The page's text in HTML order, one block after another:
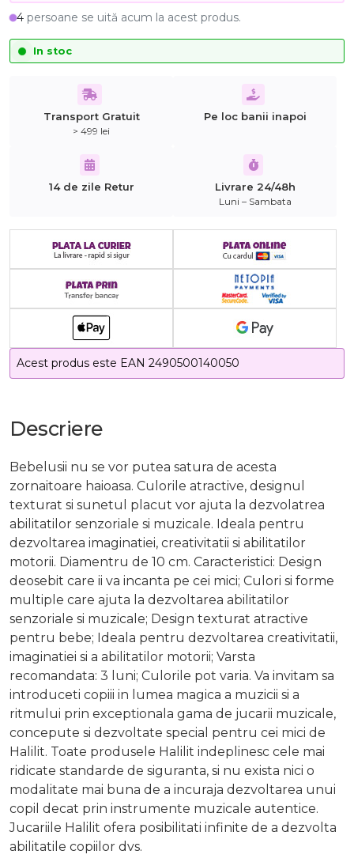
4 persoane se uită acum la acest produs.
In stoc
Transport Gratuit
> 499 lei
Pe loc banii inapoi
14 de zile Retur Livrare 24/48h
Luni – Sambata
Acest produs este EAN 2490500140050
Descriere
Bebelusii nu se vor putea satura de acesta
zornaitoare haioasa. Culorile atractive, designul
texturat si sunetul placut vor ajuta la dezvolatrea
abilitatilor senzoriale si muzicale. Ideala pentru
dezvoltarea imaginatiei, creativitatii si abilitatilor
motorii. Diamentru de 10 cm. Caracteristici: Design
deosebit care ii va incanta pe cei mici; Culori si forme
multiple care ajuta la dezvoltarea abilitatilor
senzoriale si muzicale; Design texturat atractive
pentru bebe; Ideala pentru dezvoltarea creativitatii,
imaginatiei si a abilitatilor motorii; Varsta
recomandata: 3 luni; Culorile pot varia. Va invitam sa
introduceti copiii in lumea magica a muzicii si a
ritmului prin exceptionala gama de jucarii muzicale,
concepute si dezvoltate special pentru cei mici de
Halilit. Toate produsele Halilit indeplinesc cele mai
ridicate standarde de siguranta, si nu exista nici o
modalitate mai buna de a incuraja dezvoltarea unui
copil decat prin instrumente muzicale autentice.
Jucariile Halilit ofera posibilitati infinite de a dezvolta
abilitatile copiilor dvs.